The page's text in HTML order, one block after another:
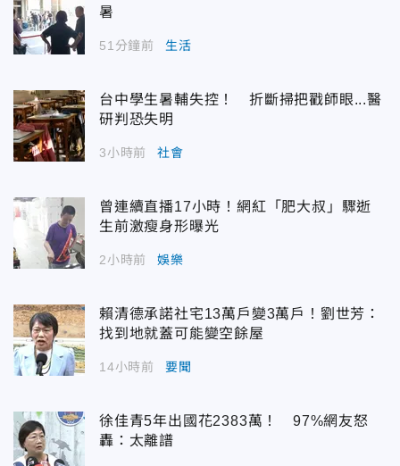
暑
51分鐘前 生活
台中學生暑輔失控！ 折斷掃把戳師眼...醫
研判恐失明
3小時前 社會
曾連續直播17小時！網紅「肥大叔」驟逝
生前激瘦身形曝光
2小時前 娛樂
賴清德承諾社宅13萬戶變3萬戶！劉世芳：
找到地就蓋可能變空餘屋
14小時前 要聞
徐佳青5年出國花2383萬！ 97%網友怒
轟：太離譜